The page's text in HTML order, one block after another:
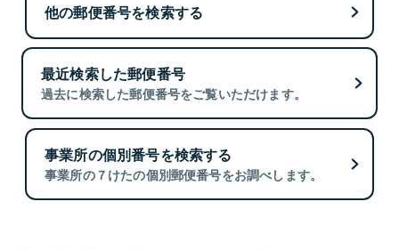
他の郵便番号を検索する
最近検索した郵便番号
過去に検索した郵便番号をご覧いただけます。
事業所の個別番号を検索する
事業所の７けたの個別郵便番号をお調べします。